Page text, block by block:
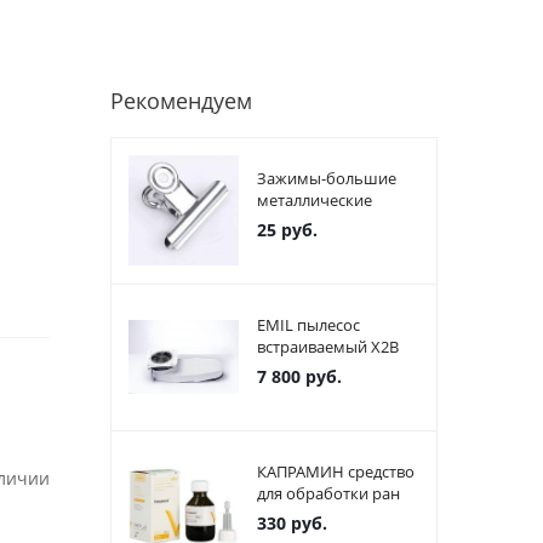
Рекомендуем
Зажимы-большие
металлические
25 руб.
EMIL пылесос
встраиваемый X2В
7 800 руб.
КАПРАМИН средство
для обработки ран
330 руб.